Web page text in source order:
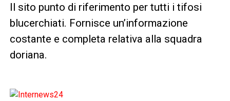
Il sito punto di riferimento per tutti i tifosi
blucerchiati. Fornisce un’informazione
costante e completa relativa alla squadra
doriana.